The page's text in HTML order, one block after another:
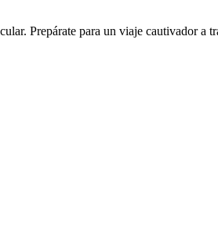
Prepárate para un viaje cautivador a